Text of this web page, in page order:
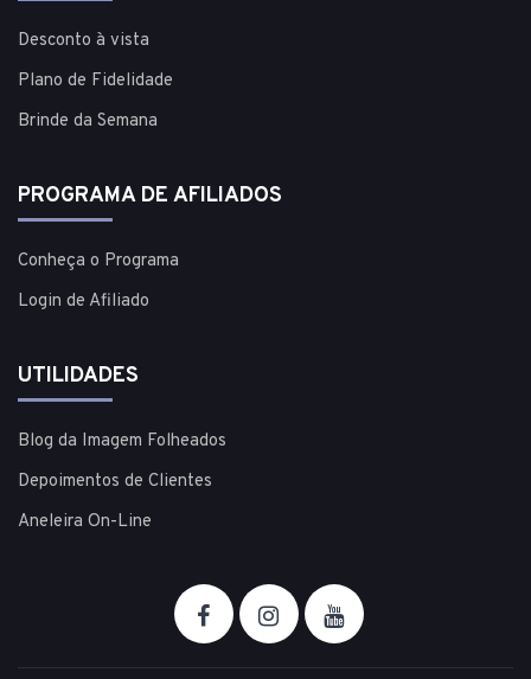
Desconto à vista
Plano de Fidelidade
Brinde da Semana
PROGRAMA DE AFILIADOS
Conheça o Programa
Login de Afiliado
UTILIDADES
Blog da Imagem Folheados
Depoimentos de Clientes
Aneleira On-Line